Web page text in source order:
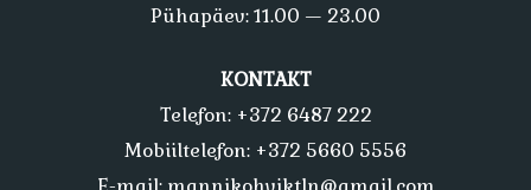
Pühapäev: 11.00 — 23.00
KONTAKT
Telefon: +372 6487 222
Mobiiltelefon: +372 5660 5556